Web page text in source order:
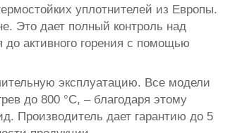
уплотнителей из Европы.
Это дает полный контроль над
до активного горения с помощью
эксплуатацию. Все модели
до 800 °С, – благодаря этому
Производитель дает гарантию до 5